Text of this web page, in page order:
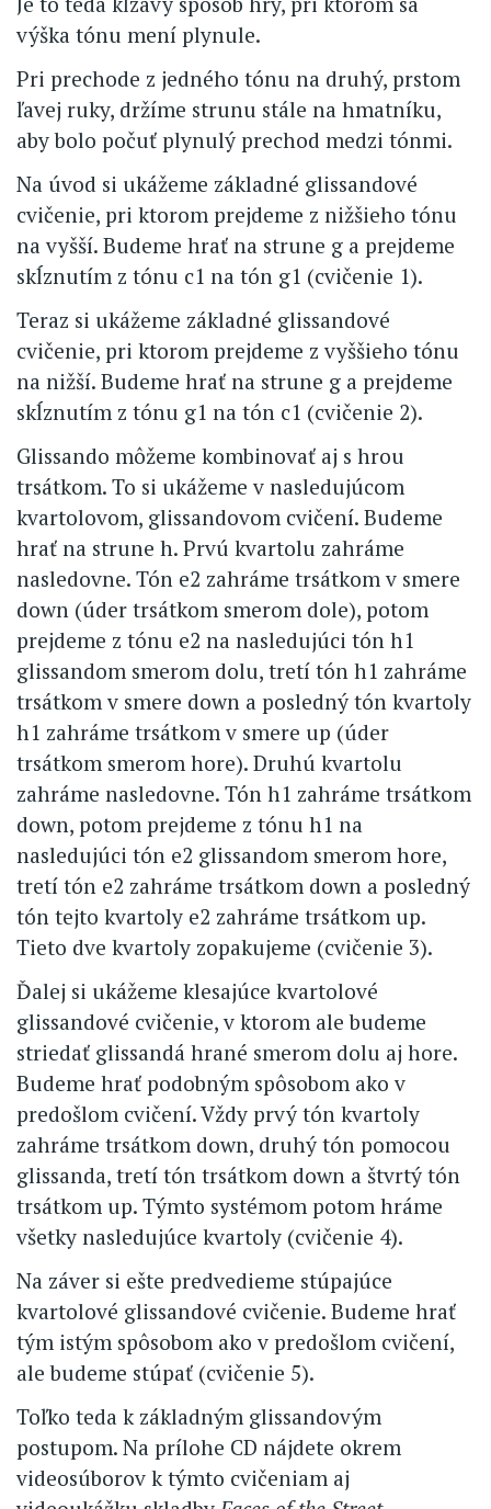
výška tónu mení plynule.
Pri prechode z jedného tónu na druhý, prstom
ľavej ruky, držíme strunu stále na hmatníku,
aby bolo počuť plynulý prechod medzi tónmi.
Na úvod si ukážeme základné glissandové
cvičenie, pri ktorom prejdeme z nižšieho tónu
na vyšší. Budeme hrať na strune g a prejdeme
skĺznutím z tónu c1 na tón g1 (cvičenie 1).
Teraz si ukážeme základné glissandové
cvičenie, pri ktorom prejdeme z vyššieho tónu
na nižší. Budeme hrať na strune g a prejdeme
skĺznutím z tónu g1 na tón c1 (cvičenie 2).
Glissando môžeme kombinovať aj s hrou
trsátkom. To si ukážeme v nasledujúcom
kvartolovom, glissandovom cvičení. Budeme
hrať na strune h. Prvú kvartolu zahráme
nasledovne. Tón e2 zahráme trsátkom v smere
down (úder trsátkom smerom dole), potom
prejdeme z tónu e2 na nasledujúci tón h1
glissandom smerom dolu, tretí tón h1 zahráme
trsátkom v smere down a posledný tón kvartoly
h1 zahráme trsátkom v smere up (úder
trsátkom smerom hore). Druhú kvartolu
zahráme nasledovne. Tón h1 zahráme trsátkom
down, potom prejdeme z tónu h1 na
nasledujúci tón e2 glissandom smerom hore,
tretí tón e2 zahráme trsátkom down a posledný
tón tejto kvartoly e2 zahráme trsátkom up.
Tieto dve kvartoly zopakujeme (cvičenie 3).
Ďalej si ukážeme klesajúce kvartolové
glissandové cvičenie, v ktorom ale budeme
striedať glissandá hrané smerom dolu aj hore.
Budeme hrať podobným spôsobom ako v
predošlom cvičení. Vždy prvý tón kvartoly
zahráme trsátkom down, druhý tón pomocou
glissanda, tretí tón trsátkom down a štvrtý tón
trsátkom up. Týmto systémom potom hráme
všetky nasledujúce kvartoly (cvičenie 4).
Na záver si ešte predvedieme stúpajúce
kvartolové glissandové cvičenie. Budeme hrať
tým istým spôsobom ako v predošlom cvičení,
ale budeme stúpať (cvičenie 5).
Toľko teda k základným glissandovým
postupom. Na prílohe CD nájdete okrem
videosúborov k týmto cvičeniam aj